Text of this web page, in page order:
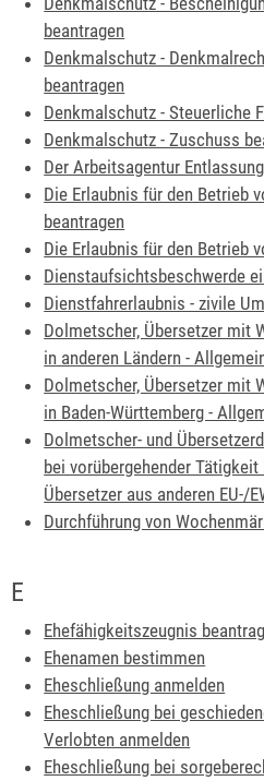
beantragen
Denkmalschutz -
beantragen
Denkmalschutz - Steuerliche
Denkmalschutz - Zuschuss
Der Arbeitsagentur
Die Erlaubnis für den Betrieb
beantragen
Die Erlaubnis für den Betrieb
Dienstaufsichtsbeschwerde
Dienstfahrerlaubnis - zivile
Dolmetscher, Übersetzer mit
in anderen Ländern -
Dolmetscher, Übersetzer mit
in Baden-Württemberg -
Dolmetscher- und
bei vorübergehender
Übersetzer aus anderen EU-/
Durchführung von
E
Ehefähigkeitszeugnis
Ehenamen bestimmen
Eheschließung anmelden
Eheschließung bei
Verlobten anmelden
Eheschließung bei